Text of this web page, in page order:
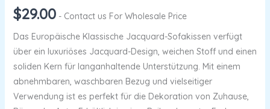
$29.00 - Contact us For Wholesale Price
Das Europäische Klassische Jacquard-Sofakissen verfügt
über ein luxuriöses Jacquard-Design, weichen Stoff und einen
soliden Kern für langanhaltende Unterstützung. Mit einem
abnehmbaren, waschbaren Bezug und vielseitiger
Verwendung ist es perfekt für die Dekoration von Zuhause,